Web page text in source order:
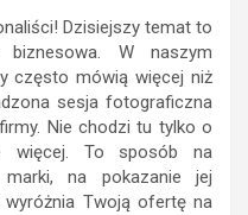
Dzisiejszy temat to
W naszym
często mówią więcej niż
sesja fotograficzna
Nie chodzi tu tylko o
więcej. To sposób na
na pokazanie jej
Twoją ofertę na